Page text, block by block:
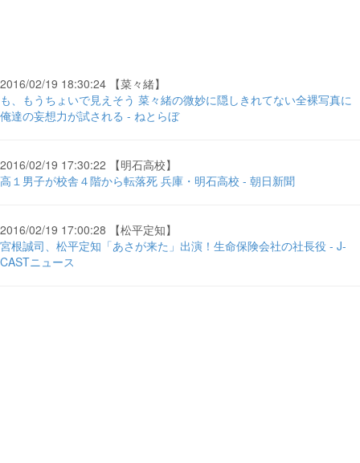
2016/02/19 18:30:24 【菜々緒】
も、もうちょいで見えそう 菜々緒の微妙に隠しきれてない全裸写真に
俺達の妄想力が試される - ねとらぼ
2016/02/19 17:30:22 【明石高校】
高１男子が校舎４階から転落死 兵庫・明石高校 - 朝日新聞
2016/02/19 17:00:28 【松平定知】
宮根誠司、松平定知「あさが来た」出演！生命保険会社の社長役 - J-
CASTニュース